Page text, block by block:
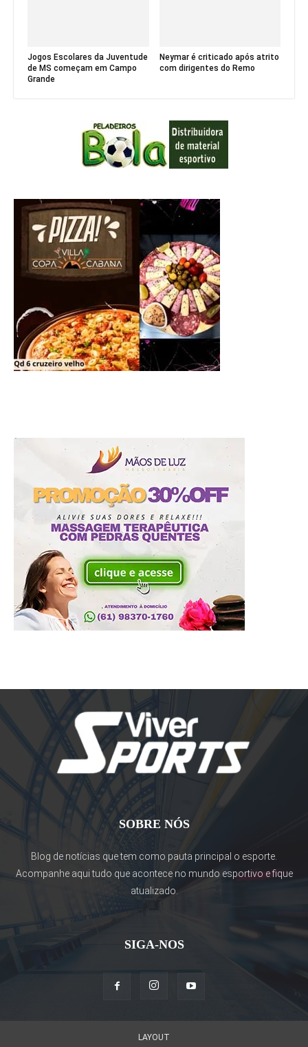
Jogos Escolares da Juventude
de MS começam em Campo
Grande
Neymar é criticado após atrito
com dirigentes do Remo
SOBRE NÓS
Blog de notícias que tem como pauta principal o esporte.
Acompanhe aqui tudo que acontece no mundo esportivo e fique
atualizado.
SIGA-NOS
LAYOUT